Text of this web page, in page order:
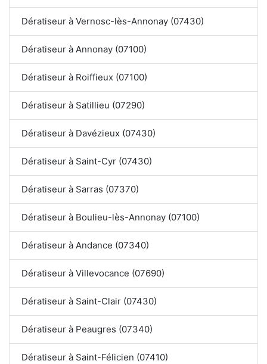
Dératiseur à Vernosc-lès-Annonay (07430)
Dératiseur à Annonay (07100)
Dératiseur à Roiffieux (07100)
Dératiseur à Satillieu (07290)
Dératiseur à Davézieux (07430)
Dératiseur à Saint-Cyr (07430)
Dératiseur à Sarras (07370)
Dératiseur à Boulieu-lès-Annonay (07100)
Dératiseur à Andance (07340)
Dératiseur à Villevocance (07690)
Dératiseur à Saint-Clair (07430)
Dératiseur à Peaugres (07340)
Dératiseur à Saint-Félicien (07410)